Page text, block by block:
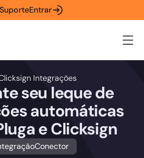
SuporteEntrar
Integrações
seu leque de
automáticas
e Clicksign
Conector